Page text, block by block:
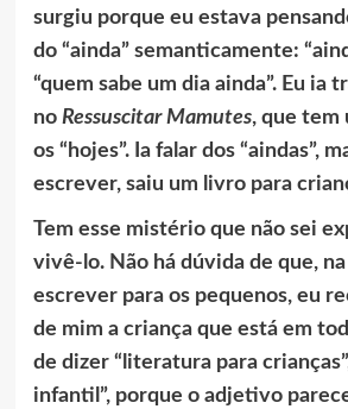
surgiu porque eu estava
do “ainda” semanticamente:
“quem sabe um dia ainda”. Eu ia
no Ressuscitar Mamutes, que tem
os “hojes”. Ia falar dos “aindas”,
escrever, saiu um livro para
Tem esse mistério que não sei
vivê-lo. Não há dúvida de que,
escrever para os pequenos, eu
de mim a criança que está em
de dizer “literatura para
infantil”, porque o adjetivo